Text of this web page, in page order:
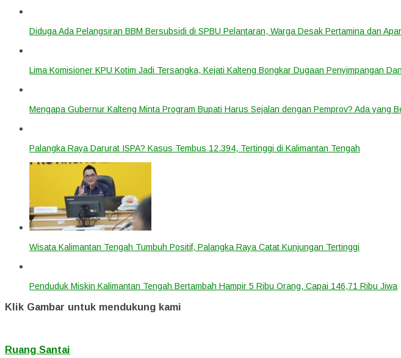
Diduga Ada Pelangsiran BBM Bersubsidi di SPBU Pelantaran, Warga Desak Pertamina dan
Lima Komisioner KPU Kotim Jadi Tersangka, Kejati Kalteng Bongkar Dugaan Penyimpangan
Mengapa Gubernur Kalteng Minta Program Bupati Harus Sejalan dengan Pemprov? Ada yang
Palangka Raya Darurat ISPA? Kasus Tembus 12.394, Tertinggi di Kalimantan Tengah
Wisata Kalimantan Tengah Tumbuh Positif, Palangka Raya Catat Kunjungan Tertinggi
Penduduk Miskin Kalimantan Tengah Bertambah Hampir 5 Ribu Orang, Capai 146,71 Ribu Jiwa
Klik Gambar untuk mendukung kami
Ruang Santai